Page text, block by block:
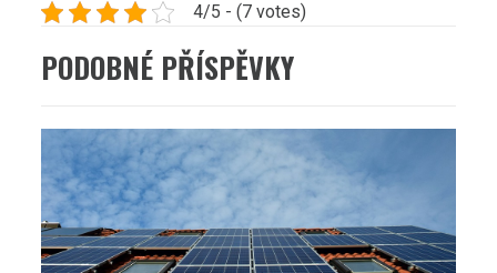
4/5 - (7 votes)
PODOBNÉ PŘÍSPĚVKY